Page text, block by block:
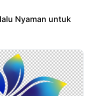
Nyaman untuk